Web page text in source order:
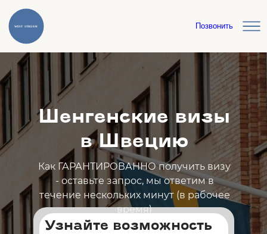
Позвонить
Шенгенские визы
в Швецию
Как ГАРАНТИРОВАННО получить визу
- оставьте запрос, мы ответим в
течение нескольких минут (в рабочее
время)
Узнайте возможность